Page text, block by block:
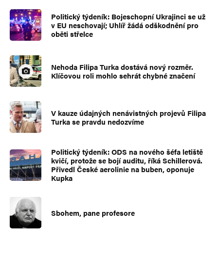
Politický týdeník: Bojeschopní Ukrajinci se už
v EU neschovají; Uhlíř žádá odškodnění pro
oběti střelce
Nehoda Filipa Turka dostává nový rozměr.
Klíčovou roli mohlo sehrát chybné značení
V kauze údajných nenávistných projevů Filipa
Turka se pravdu nedozvíme
Politický týdeník: ODS na nového šéfa letiště
kvičí, protože se bojí auditu, říká Schillerová.
Přivedl České aerolinie na buben, oponuje
Kupka
Sbohem, pane profesore